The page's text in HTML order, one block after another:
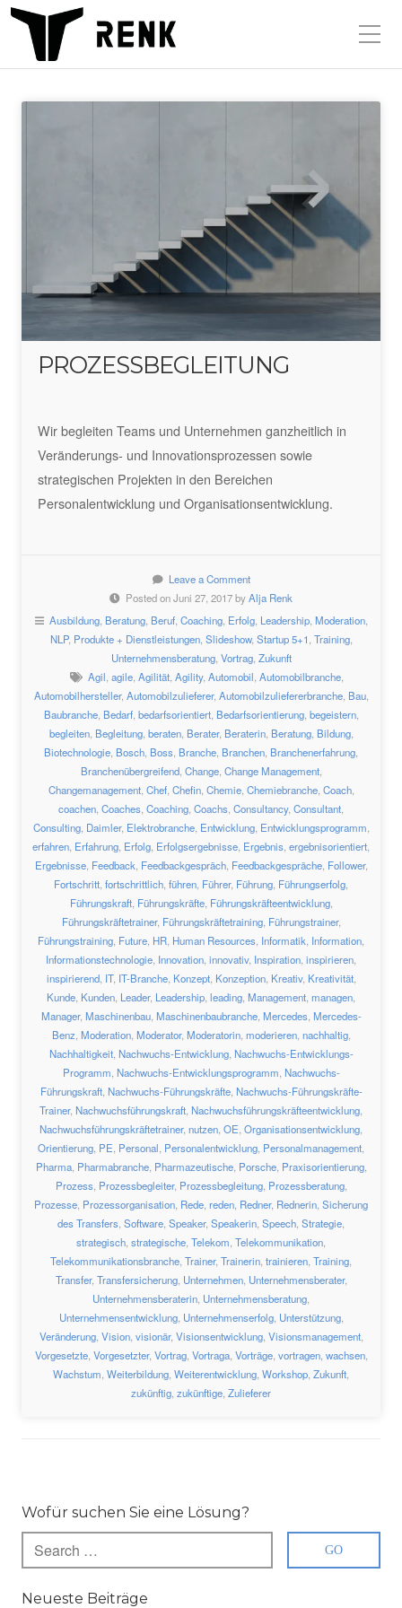
PROZESSBEGLEITUNG
Wir begleiten Teams und Unternehmen ganzheitlich in
Veränderungs- und Innovationsprozessen sowie
strategischen Projekten in den Bereichen
Personalentwicklung und Organisationsentwicklung.
Leave a Comment
Posted on Juni 27, 2017 byAlja Renk
Ausbildung, Beratung, Beruf, Coaching, Erfolg, Leadership, Moderation,
NLP, Produkte + Dienstleistungen, Slideshow, Startup 5+1 Training,
Unternehmensberatung, Vortrag, Zukunft
Agil agile, Agilität, Agility, Automobil Automobilbranche,
Automobilhersteller, Automobilzulieferer, Automobilzuliefererbranche, Bau,
Baubranche, Bedarf, bedarfsorientiert, Bedarfsorientierung, begeistern,
begleiten, Begleitung, beraten, Berater, Beraterin, Beratung, Bildung,
Biotechnologie Bosch Boss Branche Branchen Branchenerfahrung
Branchenübergreifend, Change, Change Management,
Changemanagement, Chef, Chefin, Chemie, Chemiebranche, Coach,
coachen Coaches Coaching Coachs Consultancy, Consultant
Consulting, Daimler, Elektrobranche, Entwicklung, Entwicklungsprogramm
erfahren Erfahrung Erfolg Erfolgsergebnisse Ergebnis ergebnisorientiert
Ergebnisse, Feedback Feedbackgespräch, Feedbackgespräche, Follower,
Fortschritt fortschrittlich führen Führer, Führung Führungserfolg
Führungskraft, Führungskräfte, Führungskräfteentwicklung,
Führungskräftetrainer, Führungskräftetraining, Führungstrainer,
Führungstraining Future HR Human Resources Informatik Information
Informationstechnologie Innovation innovativ, Inspiration inspirieren
inspirierend, IT, IT-Branche, Konzept, Konzeption, Kreativ, Kreativität,
Kunde Kunden Leader, Leadership leading Management managen
Manager, Maschinenbau, Maschinenbaubranche, Mercedes, Mercedes-
Benz Moderation, Moderator, Moderatorin, moderieren, nachhaltig,
Nachhaltigkeit, Nachwuchs-Entwicklung, Nachwuchs-Entwicklungs-
Programm Nachwuchs-Entwicklungsprogramm Nachwuchs-
Führungskraft, Nachwuchs-Führungskräfte, Nachwuchs-Führungskräfte-
Trainer, Nachwuchsführungskraft Nachwuchsführungskräfteentwicklung
Nachwuchsführungskräftetrainer, nutzen OE Organisationsentwicklung
Orientierung PE Personal Personalentwicklung Personalmanagement
Pharma, Pharmabranche, Pharmazeutische, Porsche, Praxisorientierung,
Prozess, Prozessbegleiter, Prozessbegleitung, Prozessberatung,
Prozesse Prozessorganisation Rede reden Redner, Rednerin Sicherung
des Transfers Software Speaker, Speakerin Speech Strategie
strategisch strategische Telekom Telekommunikation
Telekommunikationsbranche Trainer, Trainerin trainieren Training
Transfer, Transfersicherung, Unternehmen, Unternehmensberater,
Unternehmensberaterin Unternehmensberatung
Unternehmensentwicklung, Unternehmenserfolg, Unterstützung,
Veränderung, Vision, visionär, Visionsentwicklung, Visionsmanagement,
Vorgesetzte, Vorgesetzter, Vortrag, Vortraga, Vorträge, vortragen, wachsen,
Wachstum Weiterbildung Weiterentwicklung Workshop Zukunft
zukünftig zukünftige Zulieferer
Wofür suchen Sie eine Lösung?
Neueste Beiträge